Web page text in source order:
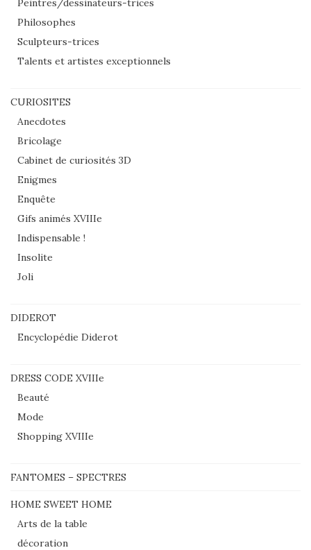
Peintres/dessinateurs-trices
Philosophes
Sculpteurs-trices
Talents et artistes exceptionnels
CURIOSITES
Anecdotes
Bricolage
Cabinet de curiosités 3D
Enigmes
Enquête
Gifs animés XVIIIe
Indispensable !
Insolite
Joli
DIDEROT
Encyclopédie Diderot
DRESS CODE XVIIIe
Beauté
Mode
Shopping XVIIIe
FANTOMES – SPECTRES
HOME SWEET HOME
Arts de la table
décoration